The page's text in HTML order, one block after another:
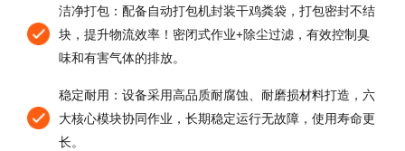
洁净打包：配备自动打包机封装干鸡粪袋，打包密封不结
块，提升物流效率！密闭式作业+除尘过滤，有效控制臭
味和有害气体的排放。
稳定耐用：设备采用高品质耐腐蚀、耐磨损材料打造，六
大核心模块协同作业，长期稳定运行无故障，使用寿命更
长。
Accepet All >> Deny
Powered by Usercentrics Consent Management